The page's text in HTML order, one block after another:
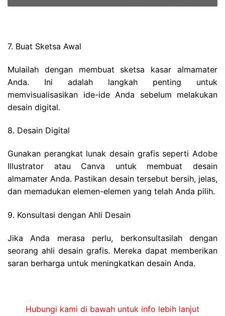
7. Buat Sketsa Awal
Mulailah dengan membuat sketsa kasar almamater
Anda. Ini adalah langkah penting untuk
memvisualisasikan ide-ide Anda sebelum melakukan
desain digital.
8. Desain Digital
Gunakan perangkat lunak desain grafis seperti Adobe
Illustrator atau Canva untuk membuat desain
almamater Anda. Pastikan desain tersebut bersih, jelas,
dan memadukan elemen-elemen yang telah Anda pilih.
9. Konsultasi dengan Ahli Desain
Jika Anda merasa perlu, berkonsultasilah dengan
seorang ahli desain grafis. Mereka dapat memberikan
saran berharga untuk meningkatkan desain Anda.
Hubungi kami di bawah untuk info lebih lanjut